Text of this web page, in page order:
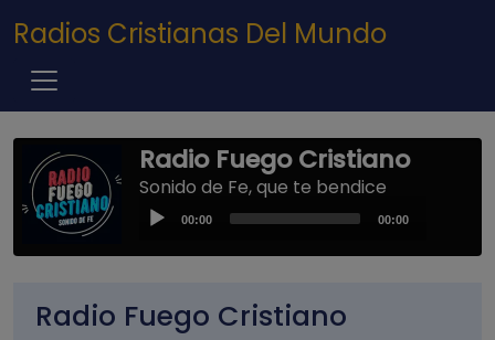
Pasar al contenido principal
Radios Cristianas Del Mundo
Radio Fuego Cristiano
Sonido de Fe, que te bendice
Audio00:00 00:00
Radio Fuego Cristiano